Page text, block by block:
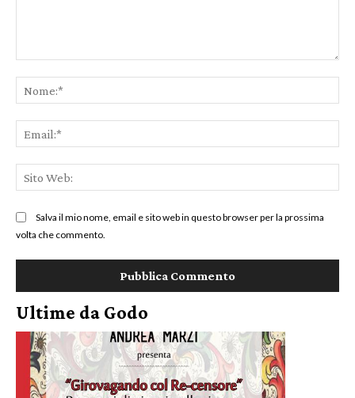
Salva il mio nome, email e sito web in questo browser per la prossima
volta che commento.
Ultime da Godo